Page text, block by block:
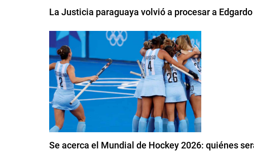
La Justicia paraguaya volvió a procesar a
Se acerca el Mundial de Hockey 2026: quiénes